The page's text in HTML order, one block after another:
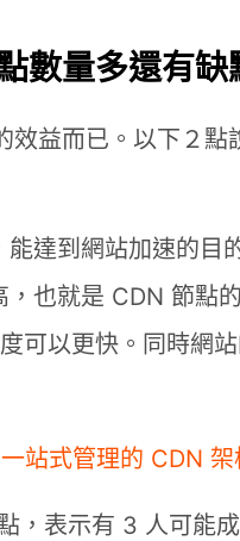
數量多還有缺
益而已。以下２點
達到網站加速的目
也就是 CDN 節點
可以更快。同時網
站式管理的 CDN 架
，表示有 3 人可能